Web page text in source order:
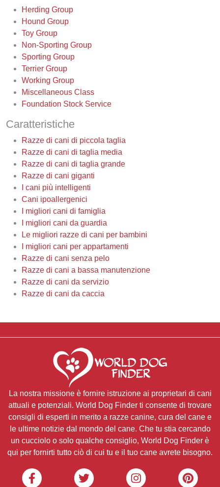
Herding Group
Hound Group
Toy Group
Non-Sporting Group
Sporting Group
Terrier Group
Working Group
Miscellaneous Class
Foundation Stock Service
Caratteristiche
Razze di cani di piccola taglia
Razze di cani di taglia media
Razze di cani di taglia grande
Razze di cani giganti
I cani più intelligenti
Cani ipoallergenici
I migliori cani di famiglia
I migliori cani da guardia
Le migliori razze di cani per bambini
I migliori cani per appartamenti
Razze di cani senza pelo
Razze di cani a bassa manutenzione
Razze di cani da servizio
Razze di cani da caccia
La nostra missione è fornire istruzione ai proprietari di cani
attuali e potenziali. World Dog Finder ti consente di trovare
consigli di esperti in merito a razze canine, cura del cane e
le ultime notizie dal mondo del cane. Che tu stia cercando
un cucciolo o solo qualche consiglio, World Dog Finder è
qui per fornirti tutto ciò di cui tu e il tuo cane avrete bisogno.